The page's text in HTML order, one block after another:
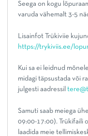
Seega on kogu
varuda vähemalt 3-5
Lisainfot Trükiviie
https://trykiviis.ee/
Kui sa ei leidnud
midagi täpsustada või
julgesti aadressil
Samuti saab meiega
09:00-17:00). Trükifaili
laadida meie